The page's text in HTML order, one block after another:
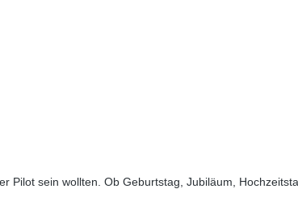
Pilot sein wollten. Ob Geburtstag, Jubiläum,